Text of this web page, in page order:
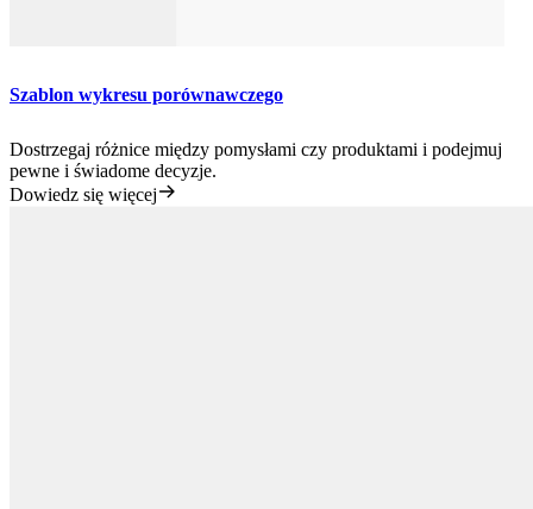
Szablon wykresu porównawczego
Dostrzegaj różnice między pomysłami czy produktami i podejmuj
pewne i świadome decyzje.
Dowiedz się więcej